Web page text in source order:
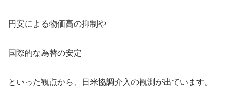
円安による物価高の抑制や
国際的な為替の安定
といった観点から、日米協調介入の観測が出ています。